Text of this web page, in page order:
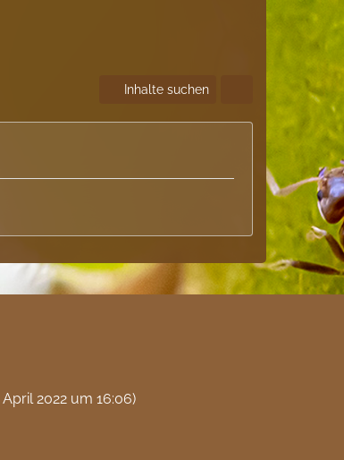
Inhalte suchen
April 2022 um 16:06)